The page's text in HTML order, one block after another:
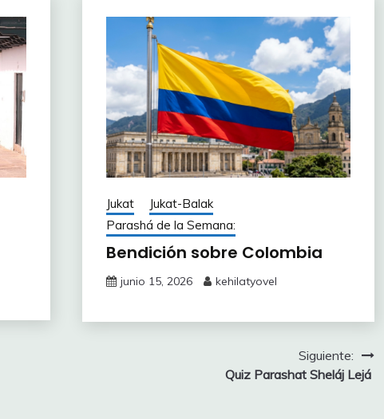
Jukat
Jukat-Balak
Parashá de la Semana:
Bendición sobre Colombia
junio 15, 2026 kehilatyovel
Siguiente:
Quiz Parashat Sheláj Lejá